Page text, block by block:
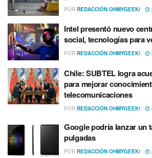
POR REDACCIÓN OHMYGEEK!
Intel presentó nuevo
social, tecnologí­as para
POR REDACCIÓN OHMYGEEK!
Chile: SUBTEL logra
para mejorar
telecomunicaciones
POR REDACCIÓN OHMYGEEK!
Google podrí­a lanzar un
pulgadas
POR REDACCIÓN OHMYGEEK!